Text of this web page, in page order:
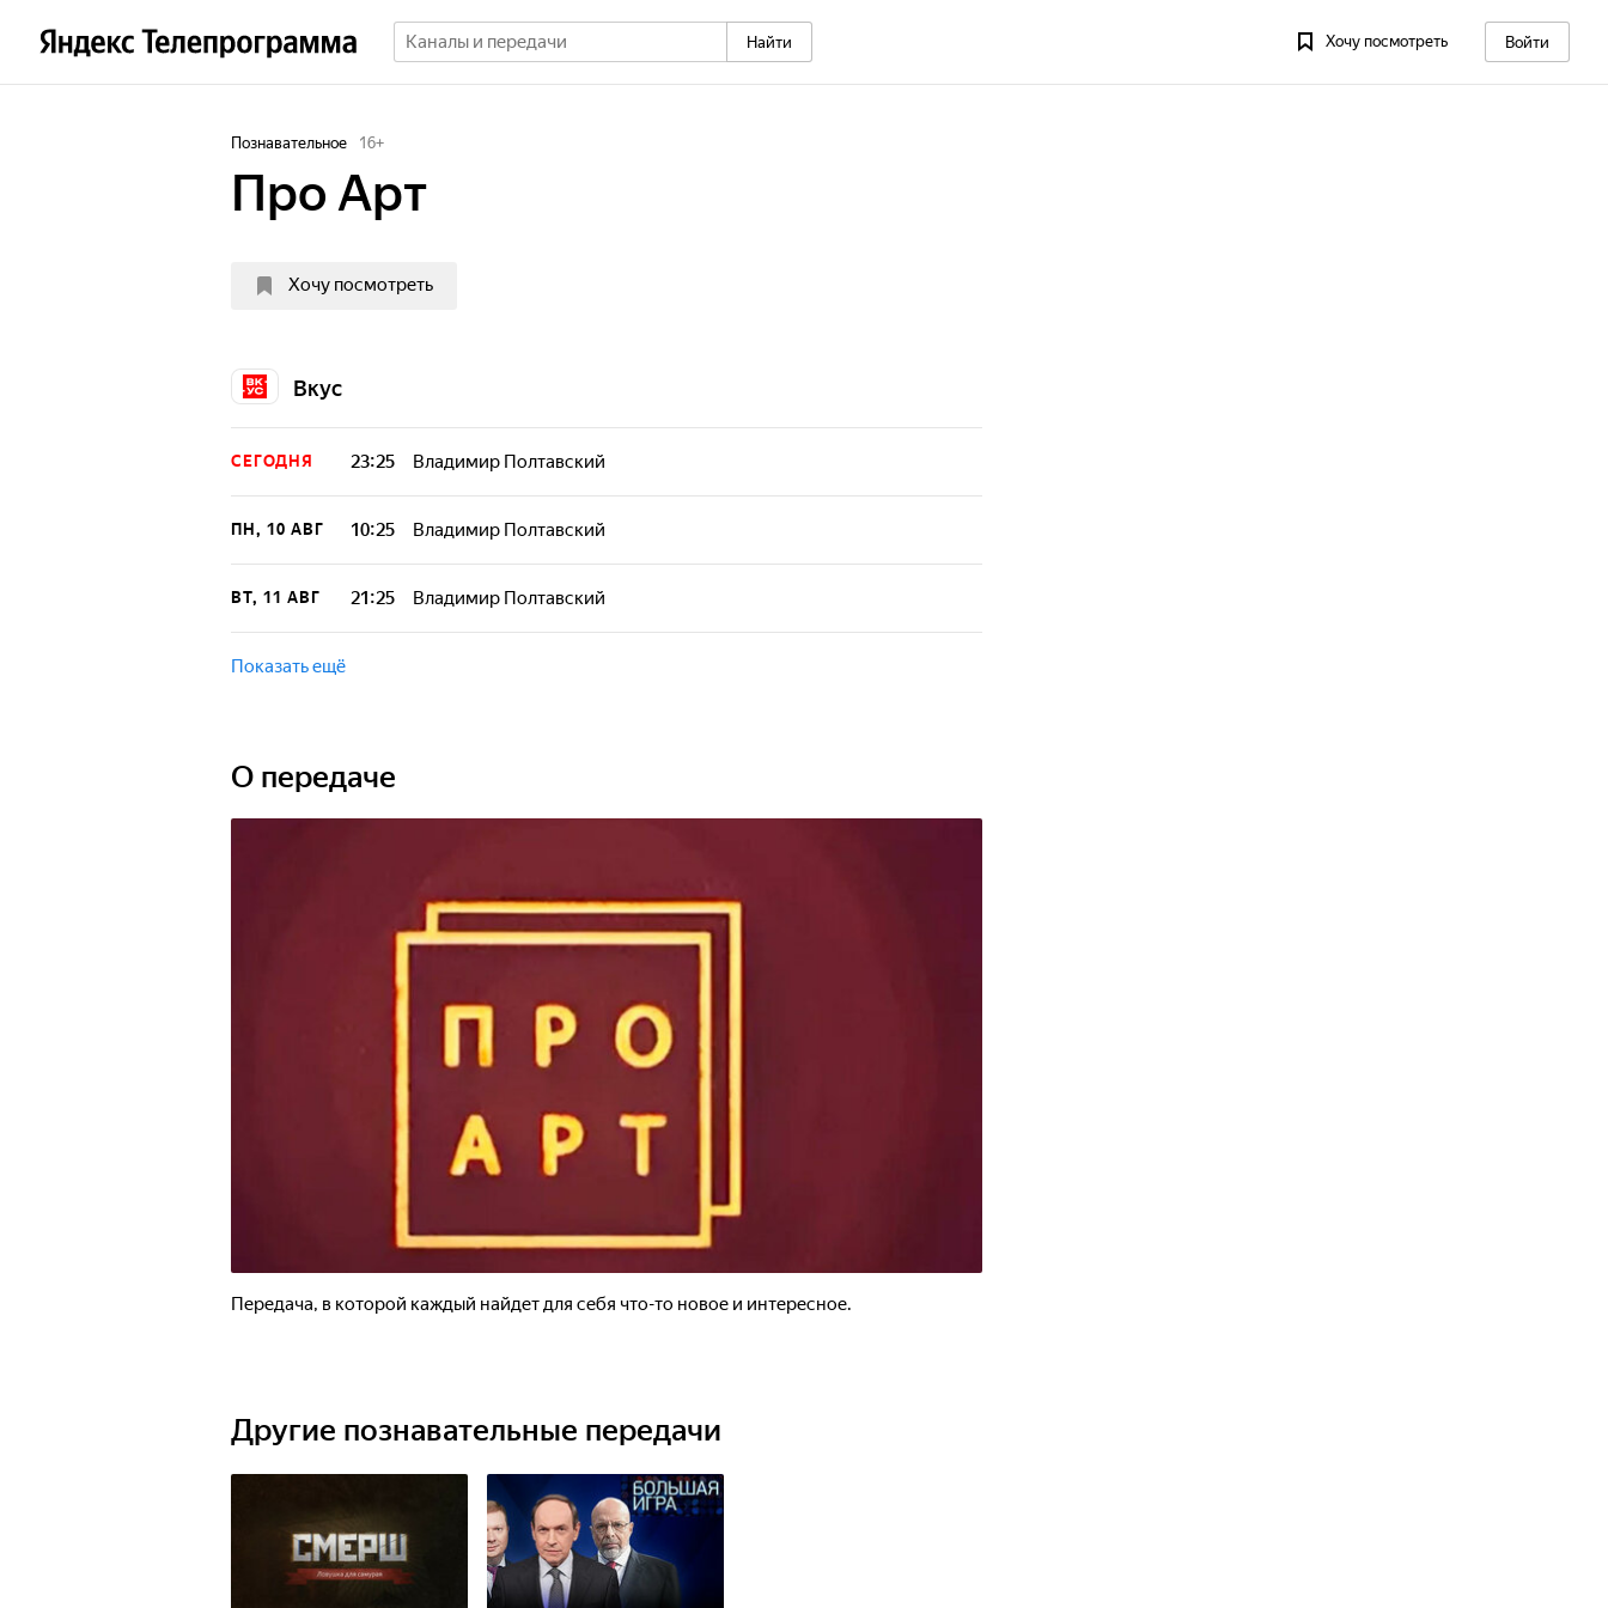
Найти Хочу посмотреть Войти
Познавательное 16+
Про Арт
Хочу посмотреть
Вкус
СЕГОДНЯ 23:25 Владимир Полтавский
В программе рассматриваются темы искусства, свободы и поиска
истинных ценностей. Через разные взгляды и истории раскрывается
роль культуры в жизни человека.
ПН, 10 АВГ 10:25 Владимир Полтавский
В программе рассматриваются темы искусства, свободы и поиска
истинных ценностей. Через разные взгляды и истории раскрывается
роль культуры в жизни человека.
ВТ, 11 АВГ 21:25 Владимир Полтавский
В программе рассматриваются темы искусства, свободы и поиска
Показать ещё
О передаче
Передача, в которой каждый найдет для себя что-то новое и интересное.
Другие познавательные передачи